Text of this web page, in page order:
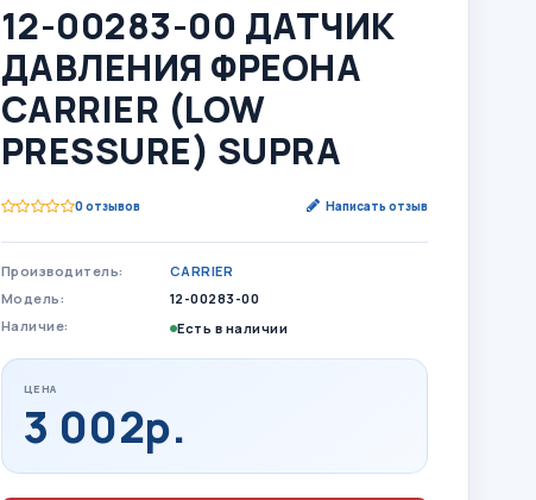
12-00283-00 ДАТЧИК
ДАВЛЕНИЯ ФРЕОНА
CARRIER (LOW
PRESSURE) SUPRA
0 отзывов Написать отзыв
Производитель:
CARRIER
Модель:
12-00283-00
Наличие:
Есть в наличии
ЦЕНА
3 002р.